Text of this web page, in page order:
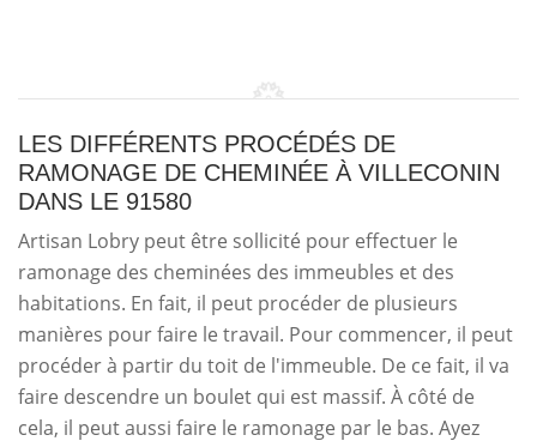
LES DIFFÉRENTS PROCÉDÉS DE
RAMONAGE DE CHEMINÉE À VILLECONIN
DANS LE 91580
Artisan Lobry peut être sollicité pour effectuer le
ramonage des cheminées des immeubles et des
habitations. En fait, il peut procéder de plusieurs
manières pour faire le travail. Pour commencer, il peut
procéder à partir du toit de l'immeuble. De ce fait, il va
faire descendre un boulet qui est massif. À côté de
cela, il peut aussi faire le ramonage par le bas. Ayez